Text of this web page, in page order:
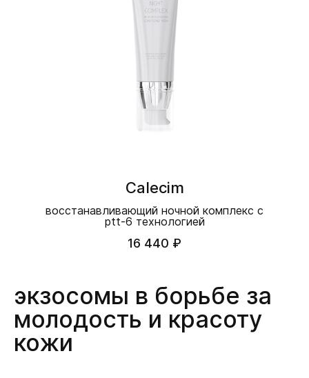
Calecim
восстанавливающий ночной комплекс с
ptt-6 технологией
16 440 ₽
экзосомы в борьбе за
молодость и красоту
кожи